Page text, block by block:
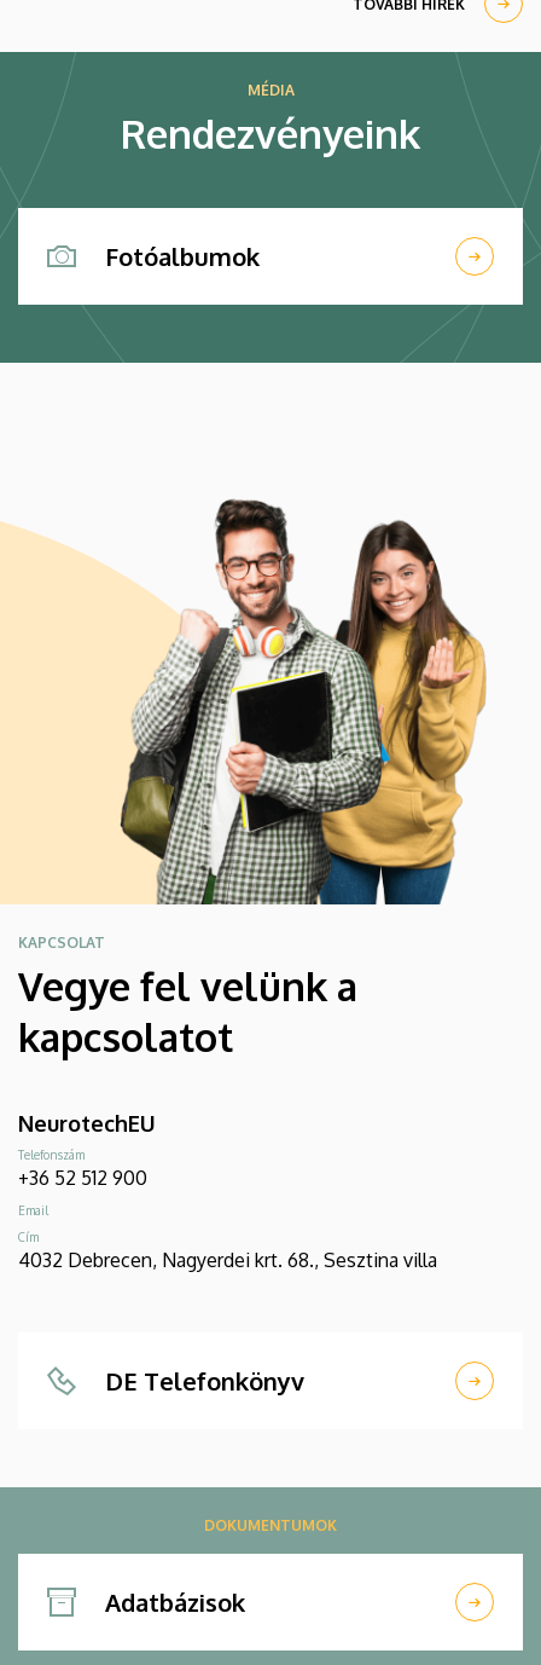
TOVÁBBI HÍREK
MÉDIA
Rendezvényeink
Fotóalbumok
KAPCSOLAT
Vegye fel velünk a
kapcsolatot
NeurotechEU
Telefonszám
+36 52 512 900
Email
Cím
4032 Debrecen, Nagyerdei krt. 68., Sesztina villa
DE Telefonkönyv
DOKUMENTUMOK
Adatbázisok